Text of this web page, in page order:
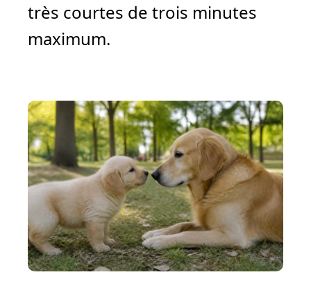
très courtes de trois minutes
maximum.